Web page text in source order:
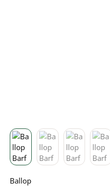
Ballop